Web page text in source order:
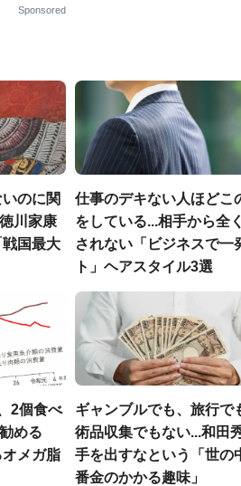
Sponsored
のに関
川家康
国最大
仕事のデキない人ほどこ
をしている...相手から全
されない「ビジネスで一
ト」ヘアスタイル3選
2個食べ
める
オメガ脂
ギャンブルでも、旅行で
術品収集でもない...和田
手を出すなという「世の
番金のかかる趣味」